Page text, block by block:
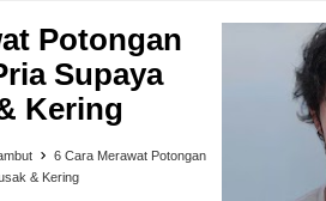
Potongan
Supaya
Kering
6 Cara Merawat Potongan
& Kering